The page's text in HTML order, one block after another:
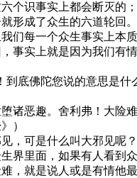
个识事实上都会断灭的
形成了众生的六道轮回。
们每一个众生事实上本
事实上就是因为我们有
底佛陀您说的意思是什
诸恶趣。舍利弗！大险
）
，可是什么叫大邪见呢
界里面，如果有人看到
，就是说人或是有情他